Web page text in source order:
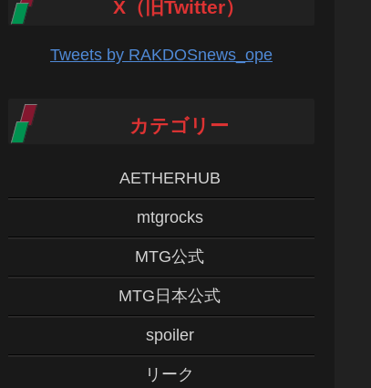
X（旧Twitter）
Tweets by RAKDOSnews_ope
カテゴリー
AETHERHUB
mtgrocks
MTG公式
MTG日本公式
spoiler
リーク